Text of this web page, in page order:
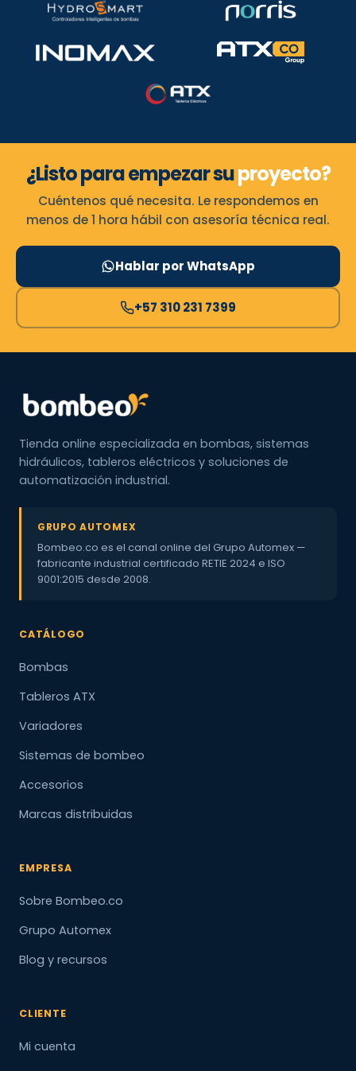
¿Listo para empezar suproyecto?
Cuéntenos qué necesita. Le respondemos en
menos de 1 hora hábil con asesoría técnica real.
Hablar por WhatsApp
+57 310 231 7399
Tienda online especializada en bombas, sistemas
hidráulicos, tableros eléctricos y soluciones de
automatización industrial.
GRUPO AUTOMEX
Bombeo.co es el canal online del Grupo Automex —
fabricante industrial certificado RETIE 2024 e ISO
9001:2015 desde 2008.
CATÁLOGO
Bombas
Tableros ATX
Variadores
Sistemas de bombeo
Accesorios
Marcas distribuidas
EMPRESA
Sobre Bombeo.co
Grupo Automex
Blog y recursos
CLIENTE
Mi cuenta